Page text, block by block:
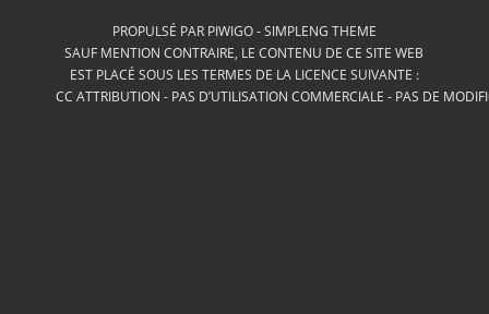
PROPULSÉ PAR PIWIGO-SIMPLENG THEME
SAUF MENTION CONTRAIRE, LE CONTENU DE CE SITE WEB
EST PLACÉ SOUS LES TERMES DE LA LICENCE SUIVANTE :
CC ATTRIBUTION - PAS D’UTILISATION COMMERCIALE - PAS DE